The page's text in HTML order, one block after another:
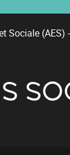
Sociale (AES)